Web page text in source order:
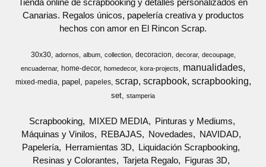
Canarias. Regalos únicos, papelería creativa y productos
hechos con amor en El Rincon Scrap.
30x30 adornos album collection decoracion decorar
decoupage
encuadernar home-decor homedecor kora-projects manualidades
mixed-media papel papeles scrap scrapbook scrapbooking
set stamperia
Scrapbooking MIXED MEDIA
Pinturas y Mediums
Máquinas y Vinilos
REBAJAS Novedades
NAVIDAD
Papelería
Herramientas 3D
Liquidación Scrapbooking
Resinas y Colorantes
Tarjeta Regalo
Figuras 3D